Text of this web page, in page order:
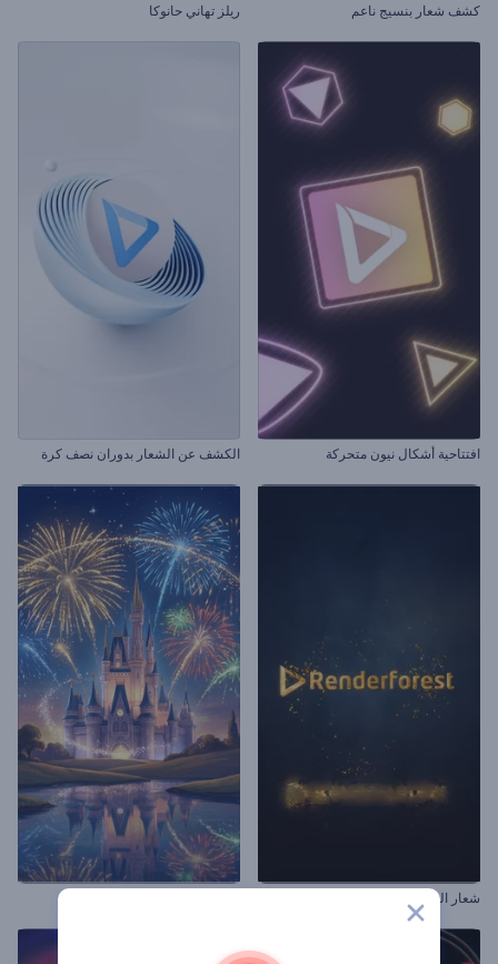
كشف شعار بنسيج ناعم ريلز تهاني حانوكا
افتتاحية أشكال نيون متحركة الكشف عن الشعار بدوران نصف كرة
شعار الجسيمات المحيطة